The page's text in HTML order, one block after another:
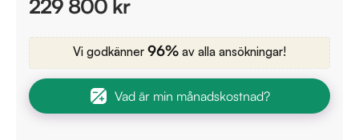
229 800 kr
Vi godkänner 96% av alla ansökningar!
Vad är min månadskostnad?